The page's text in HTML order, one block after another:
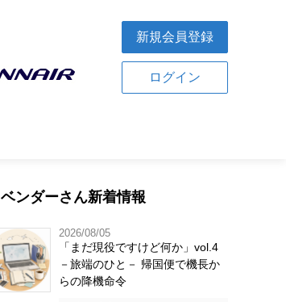
新規会員登録
ログイン
ベンダーさん新着情報
2026/08/05
「まだ現役ですけど何か」vol.4
－旅端のひと－ 帰国便で機長か
らの降機命令